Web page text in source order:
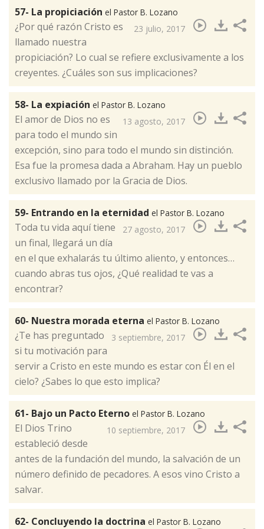
57- La propiciación el Pastor B. Lozano
23 julio, 2017
¿Por qué razón Cristo es
llamado nuestra
propiciación? Lo cual se refiere exclusivamente a los
creyentes. ¿Cuáles son sus implicaciones?​
58- La expiación el Pastor B. Lozano
13 agosto, 2017
El amor de Dios no es
para todo el mundo sin
excepción, sino para todo el mundo sin distinción.
Esa fue la promesa dada a Abraham. Hay un pueblo
exclusivo llamado por la Gracia de Dios. ​
59- Entrando en la eternidad el Pastor B. Lozano
27 agosto, 2017
Toda tu vida aquí tiene
un final, llegará un día
en el que exhalarás tu último aliento, y entonces…
cuando abras tus ojos, ¿Qué realidad te vas a
encontrar?
60- Nuestra morada eterna el Pastor B. Lozano
3 septiembre, 2017
¿Te has preguntado
si tu motivación para
servir a Cristo en este mundo es estar con Él en el
cielo? ¿Sabes lo que esto implica?​
61- Bajo un Pacto Eterno el Pastor B. Lozano
10 septiembre, 2017
​El Dios Trino
estableció desde
antes de la fundación del mundo, la salvación de un
número definido de pecadores. A esos vino Cristo a
salvar.
62- Concluyendo la doctrina el Pastor B. Lozano